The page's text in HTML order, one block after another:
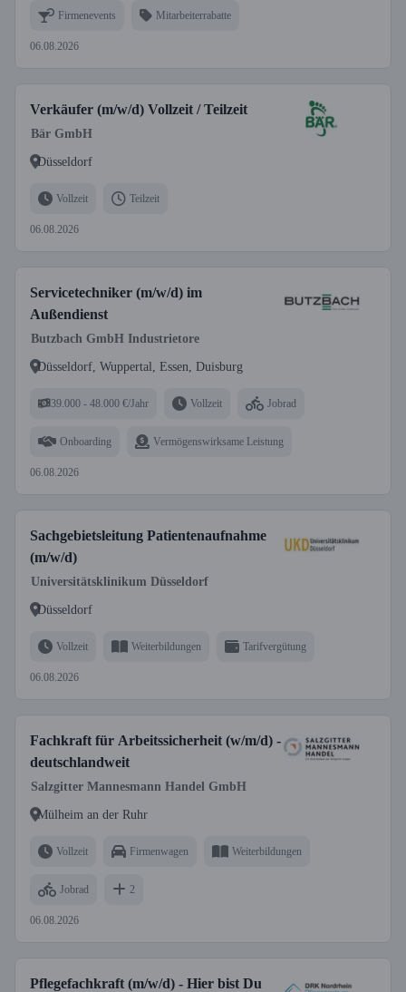
Firmenevents Mitarbeiterrabatte
06.08.2026
Verkäufer (m/w/d) Vollzeit / Teilzeit
Bär GmbH
Düsseldorf
Vollzeit Teilzeit
06.08.2026
Servicetechniker (m/w/d) im
Außendienst
Butzbach GmbH Industrietore
Düsseldorf, Wuppertal, Essen, Duisburg
39.000 - 48.000 €/Jahr Vollzeit Jobrad
Onboarding Vermögenswirksame Leistung
06.08.2026
Sachgebietsleitung Patientenaufnahme
(m/w/d)
Universitätsklinikum Düsseldorf
Düsseldorf
Vollzeit Weiterbildungen Tarifvergütung
06.08.2026
Fachkraft für Arbeitssicherheit (w/m/d) -
deutschlandweit
Salzgitter Mannesmann Handel GmbH
Mülheim an der Ruhr
Vollzeit Firmenwagen Weiterbildungen
Jobrad 2
06.08.2026
Pflegefachkraft (m/w/d) - Hier bist Du